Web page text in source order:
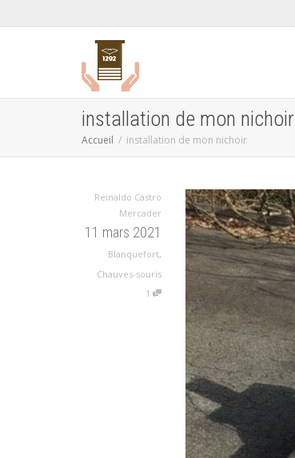
installation de mon nichoir
Accueil installation de mon nichoir
Reinaldo Castro
Mercader
11 mars 2021
Blanquefort,
Chauves-souris
1